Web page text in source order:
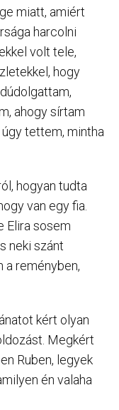
miatt, amiért
harcolni
volt tele,
hogy
ahogy sírtam
tettem, mintha
hogyan tudta
van egy fia.
Elira sosem
neki szánt
a reményben,
kért olyan
Megkért
Ruben, legyek
én valaha